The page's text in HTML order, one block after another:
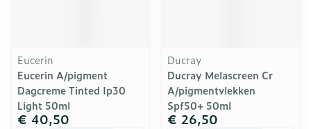
Eucerin
Eucerin A/pigment
Dagcreme Tinted Ip30
Light 50ml
€ 40,50
Ducray
Ducray Melascreen Cr
A/pigmentvlekken
Spf50+ 50ml
€ 26,50